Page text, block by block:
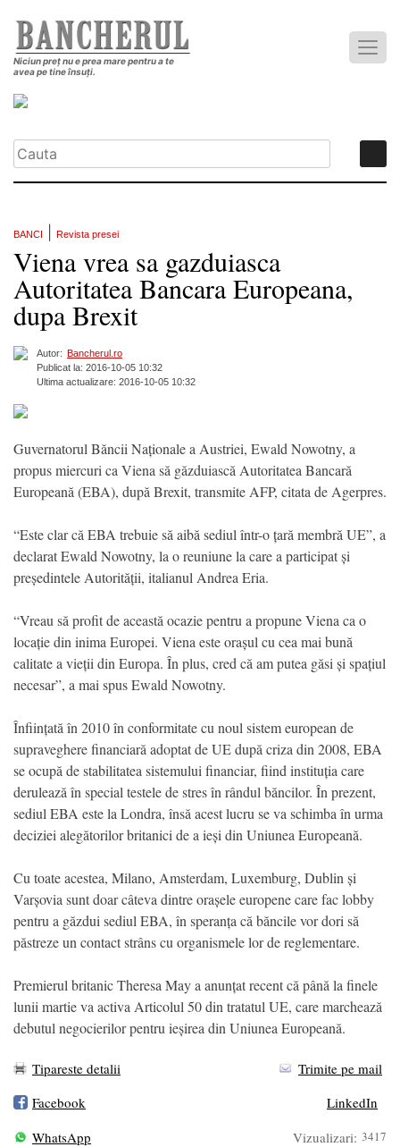
Niciun preț nu e prea mare pentru a te
avea pe tine însuți.
BANCI Revista presei
Viena vrea sa gazduiasca
Autoritatea Bancara Europeana,
dupa Brexit
Autor: Bancherul.ro
Publicat la: 2016-10-05 10:32
Ultima actualizare: 2016-10-05 10:32
Guvernatorul Băncii Naționale a Austriei, Ewald Nowotny, a
propus miercuri ca Viena să găzduiască Autoritatea Bancară
Europeană (EBA), după Brexit, transmite AFP, citata de Agerpres.
“Este clar că EBA trebuie să aibă sediul într-o țară membră UE”, a
declarat Ewald Nowotny, la o reuniune la care a participat și
președintele Autorității, italianul Andrea Eria.
“Vreau să profit de această ocazie pentru a propune Viena ca o
locație din inima Europei. Viena este orașul cu cea mai bună
calitate a vieții din Europa. În plus, cred că am putea găsi și spațiul
necesar”, a mai spus Ewald Nowotny.
Înființată în 2010 în conformitate cu noul sistem european de
supraveghere financiară adoptat de UE după criza din 2008, EBA
se ocupă de stabilitatea sistemului financiar, fiind instituția care
derulează în special testele de stres în rândul băncilor. În prezent,
sediul EBA este la Londra, însă acest lucru se va schimba în urma
deciziei alegătorilor britanici de a ieși din Uniunea Europeană.
Cu toate acestea, Milano, Amsterdam, Luxemburg, Dublin și
Varșovia sunt doar câteva dintre orașele europene care fac lobby
pentru a găzdui sediul EBA, în speranța că băncile vor dori să
păstreze un contact strâns cu organismele lor de reglementare.
Premierul britanic Theresa May a anunțat recent că până la finele
lunii martie va activa Articolul 50 din tratatul UE, care marchează
debutul negocierilor pentru ieșirea din Uniunea Europeană.
Tipareste detalii
Trimite pe mail
Facebook
LinkedIn
WhatsApp
Vizualizari: 3417